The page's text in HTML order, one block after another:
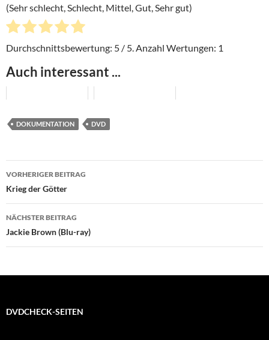
(Sehr schlecht, Schlecht, Mittel, Gut, Sehr gut)
Durchschnittsbewertung: 5 / 5. Anzahl Wertungen: 1
Auch interessant ...
DOKUMENTATION DVD
Beitragsnavigation
VORHERIGER BEITRAG
Krieg der Götter
NÄCHSTER BEITRAG
Jackie Brown (Blu-ray)
DVDCHECK-SEITEN